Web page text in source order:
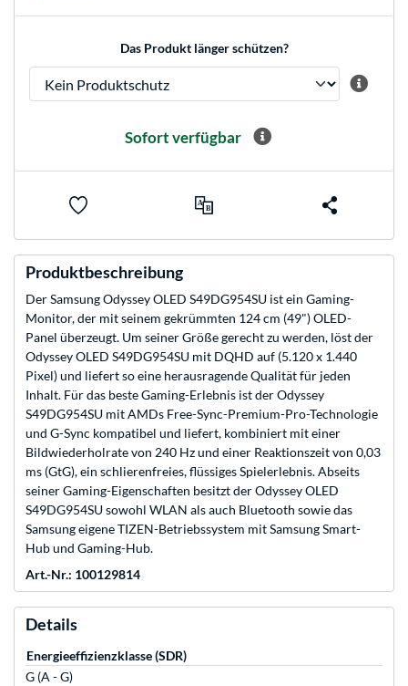
Das Produkt länger schützen?
Sofort verfügbar
Produktbeschreibung
Der Samsung Odyssey OLED S49DG954SU ist ein Gaming-
Monitor, der mit seinem gekrümmten 124 cm (49") OLED-
Panel überzeugt. Um seiner Größe gerecht zu werden, löst der
Odyssey OLED S49DG954SU mit DQHD auf (5.120 x 1.440
Pixel) und liefert so eine herausragende Qualität für jeden
Inhalt. Für das beste Gaming-Erlebnis ist der Odyssey
S49DG954SU mit AMDs Free-Sync-Premium-Pro-Technologie
und G-Sync kompatibel und liefert, kombiniert mit einer
Bildwiederholrate von 240 Hz und einer Reaktionszeit von 0,03
ms (GtG), ein schlierenfreies, flüssiges Spielerlebnis. Abseits
seiner Gaming-Eigenschaften besitzt der Odyssey OLED
S49DG954SU sowohl WLAN als auch Bluetooth sowie das
Samsung eigene TIZEN-Betriebssystem mit Samsung Smart-
Hub und Gaming-Hub.
Art.-Nr.: 100129814
Details
Energieeffizienzklasse (SDR)
G (A - G)